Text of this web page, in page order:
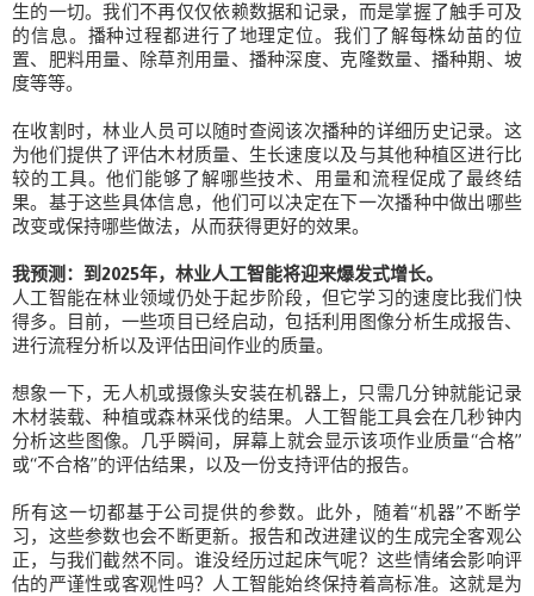
生的一切。我们不再仅仅依赖数据和记录，而是掌握了触手可及
的信息。播种过程都进行了地理定位。我们了解每株幼苗的位
置、肥料用量、除草剂用量、播种深度、克隆数量、播种期、坡
度等等。
在收割时，林业人员可以随时查阅该次播种的详细历史记录。这
为他们提供了评估木材质量、生长速度以及与其他种植区进行比
较的工具。他们能够了解哪些技术、用量和流程促成了最终结
果。基于这些具体信息，他们可以决定在下一次播种中做出哪些
改变或保持哪些做法，从而获得更好的效果。
我预测：到2025年，林业人工智能将迎来爆发式增长。
人工智能在林业领域仍处于起步阶段，但它学习的速度比我们快
得多。目前，一些项目已经启动，包括利用图像分析生成报告、
进行流程分析以及评估田间作业的质量。
想象一下，无人机或摄像头安装在机器上，只需几分钟就能记录
木材装载、种植或森林采伐的结果。人工智能工具会在几秒钟内
分析这些图像。几乎瞬间，屏幕上就会显示该项作业质量“合格”
或“不合格”的评估结果，以及一份支持评估的报告。
所有这一切都基于公司提供的参数。此外，随着“机器”不断学
习，这些参数也会不断更新。报告和改进建议的生成完全客观公
正，与我们截然不同。谁没经历过起床气呢？这些情绪会影响评
估的严谨性或客观性吗？人工智能始终保持着高标准。这就是为